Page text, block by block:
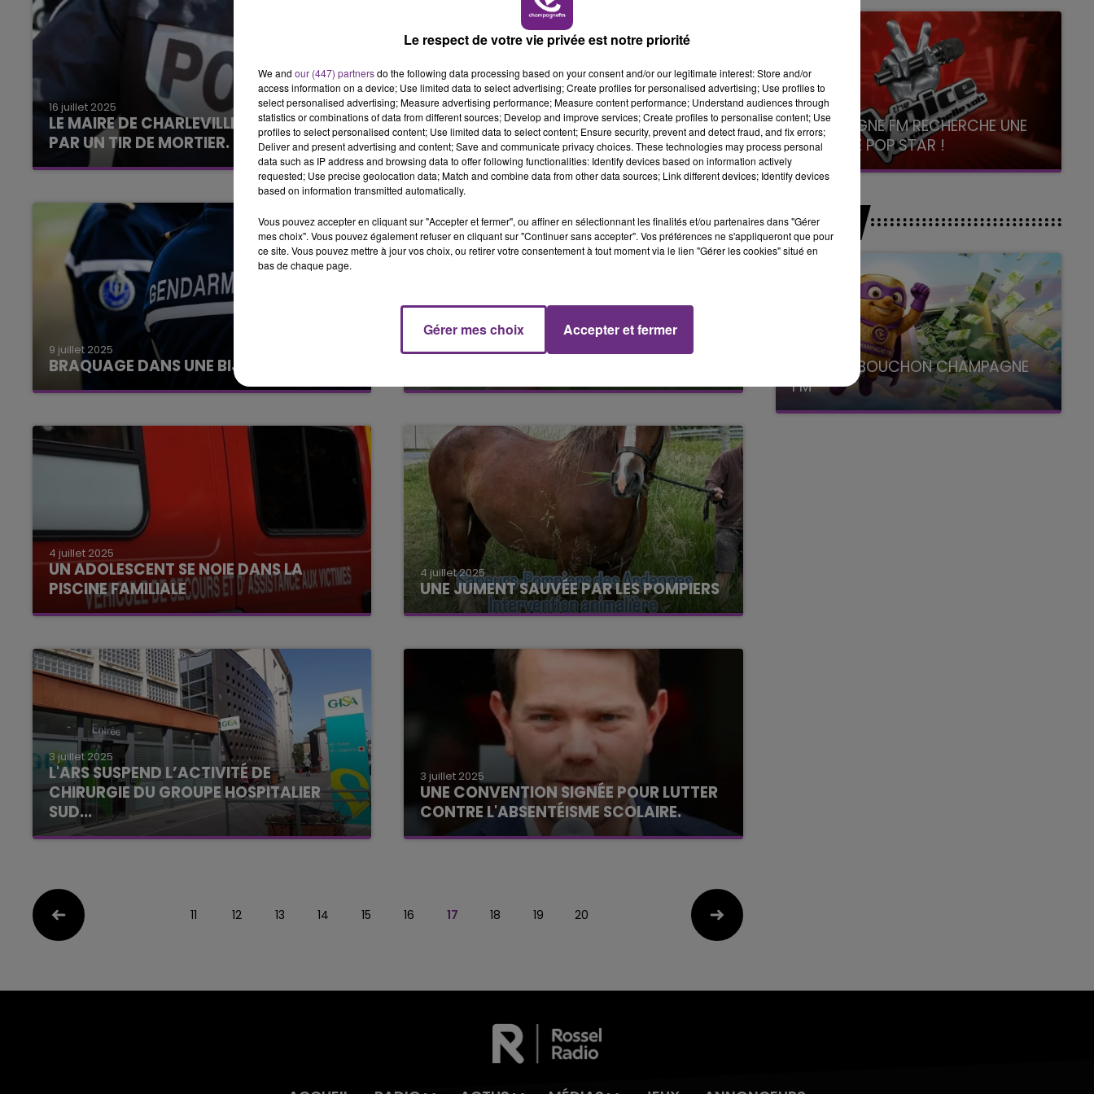
16 juillet 2025
LE MAIRE DE CHARLEVILLE-MÉZIÈRES VISÉ
PAR UN TIR DE MORTIER.
15 juillet 2025
LE BUDGET CHOC DE FRANÇOIS BAYROU
9 juillet 2025
BRAQUAGE DANS UNE BIJOUTERIE
7 juillet 2025
LA CONSOMMATION DE L’EAU DU
4 juillet 2025
UN ADOLESCENT SE NOIE DANS LA
PISCINE FAMILIALE
4 juillet 2025
UNE JUMENT SAUVÉE PAR LES POMPIERS
3 juillet 2025
L'ARS SUSPEND L’ACTIVITÉ DE
CHIRURGIE DU GROUPE HOSPITALIER
SUD...
3 juillet 2025
UNE CONVENTION SIGNÉE POUR LUTTER
CONTRE L'ABSENTÉISME SCOLAIRE.
11 12 13 14 15 16 17 18 19 20
CHAMPAGNE FM RECHERCHE UNE
NOUVELLE POP STAR !
Toute la journée sur Champagne FM
JEUX
LE SUPER BOUCHON CHAMPAGNE
FM
avec La Famille Champagne FM, à 8H10
Le respect de votre vie privée est notre priorité
We and our (447) partnersdo the following data processing based on your consent and/or our legitimate interest: Store and/or
access information on a device; Use limited data to select advertising; Create profiles for personalised advertising; Use profiles to
select personalised advertising; Measure advertising performance; Measure content performance; Understand audiences through
statistics or combinations of data from different sources; Develop and improve services; Create profiles to personalise content; Use
profiles to select personalised content; Use limited data to select content; Ensure security, prevent and detect fraud, and fix errors;
Deliver and present advertising and content; Save and communicate privacy choices. These technologies may process personal
data such as IP address and browsing data to offer following functionalities: Identify devices based on information actively
requested; Use precise geolocation data; Match and combine data from other data sources; Link different devices; Identify devices
based on information transmitted automatically.
Vous pouvez accepter en cliquant sur "Accepter et fermer", ou affiner en sélectionnant les finalités et/ou partenaires dans "Gérer
mes choix". Vous pouvez également refuser en cliquant sur "Continuer sans accepter". Vos préférences ne s'appliqueront que pour
ce site. Vous pouvez mettre à jour vos choix, ou retirer votre consentement à tout moment via le lien "Gérer les cookies" situé en
bas de chaque page.
Gérer mes choix Accepter et fermer